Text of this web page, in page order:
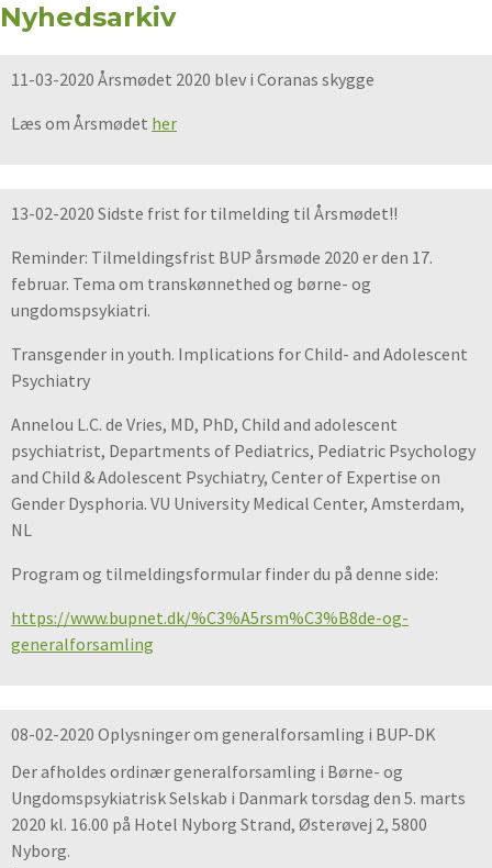
Nyhedsarkiv
11-03-2020 Årsmødet 2020 blev i Coranas skygge
Læs om Årsmødet her
13-02-2020 Sidste frist for tilmelding til Årsmødet!!
Reminder: Tilmeldingsfrist BUP årsmøde 2020 er den 17.
februar. Tema om transkønnethed og børne- og
ungdomspsykiatri.
Transgender in youth. Implications for Child- and Adolescent
Psychiatry
Annelou L.C. de Vries, MD, PhD, Child and adolescent
psychiatrist, Departments of Pediatrics, Pediatric Psychology
and Child & Adolescent Psychiatry, Center of Expertise on
Gender Dysphoria. VU University Medical Center, Amsterdam,
NL
Program og tilmeldingsformular finder du på denne side:
https://www.bupnet.dk/%C3%A5rsm%C3%B8de-og-
generalforsamling
08-02-2020 Oplysninger om generalforsamling i BUP-DK
Der afholdes ordinær generalforsamling i Børne- og
Ungdomspsykiatrisk Selskab i Danmark torsdag den 5. marts
2020 kl. 16.00 på Hotel Nyborg Strand, Østerøvej 2, 5800
Nyborg.